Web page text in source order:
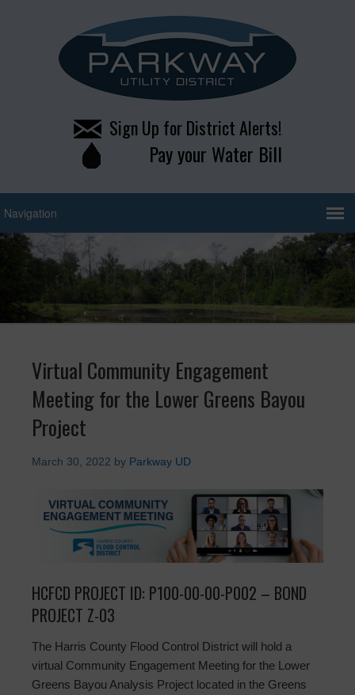
Sign Up for District Alerts!
Pay your Water Bill
Virtual Community Engagement
Meeting for the Lower Greens Bayou
Project
March 30, 2022 by Parkway UD
HCFCD PROJECT ID: P100-00-00-P002 – BOND
PROJECT Z-03
The Harris County Flood Control District will hold a
virtual Community Engagement Meeting for the Lower
Greens Bayou Analysis Project located in the Greens